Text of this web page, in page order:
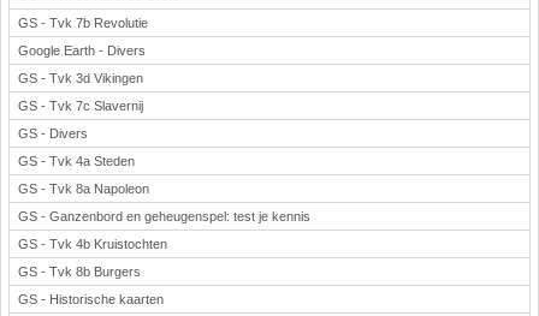
GS - Tvk 7b Revolutie
Google Earth - Divers
GS - Tvk 3d Vikingen
GS - Tvk 7c Slavernij
GS - Divers
GS - Tvk 4a Steden
GS - Tvk 8a Napoleon
GS - Ganzenbord en geheugenspel: test je kennis
GS - Tvk 4b Kruistochten
GS - Tvk 8b Burgers
GS - Historische kaarten